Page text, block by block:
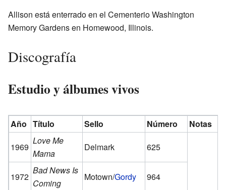
Allison está enterrado en el Cementerio Washington
Memory Gardens en Homewood, Illinois.
Discografía
Estudio y álbumes vivos
Año Título Sello Número
Notas
1969
Love Me
Mama
Delmark 625
1972
Bad News Is
Coming
Motown/Gordy 964